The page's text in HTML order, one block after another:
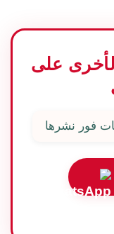
على
فور نشرها